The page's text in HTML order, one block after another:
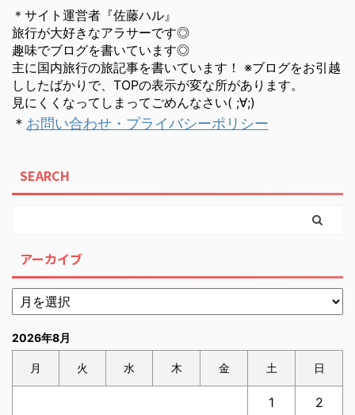
＊サイト運営者『佐藤ハル』
旅行が大好きなアラサーです◎
趣味でブログを書いています◎
主に国内旅行の旅記事を書いています！ ※ブログをお引越
ししたばかりで、TOPの表示が変な所があります。
見にくくなってしまってごめんなさい( ;∀;)
＊ お問い合わせ・プライバシーポリシー
SEARCH
アーカイブ
2026年8月
月 火 水 木 金 土 日
1 2